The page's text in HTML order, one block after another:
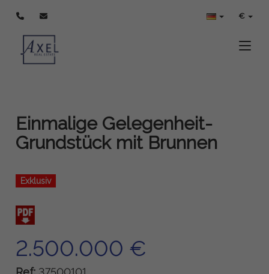
€
Einmalige Gelegenheit-
Grundstück mit Brunnen
Exklusiv
2.500.000 €